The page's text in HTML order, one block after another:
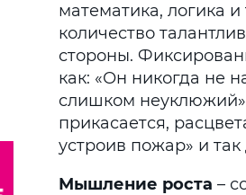
математика, логика
количество
стороны.
как: «Он никогда не
слишком неуклюжий»
прикасается,
устроив пожар» и так
Мышление роста –